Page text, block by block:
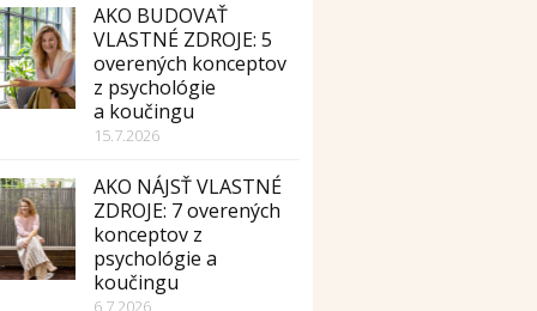
AKO BUDOVAŤ
VLASTNÉ ZDROJE: 5
overených konceptov
z psychológie
a koučingu
15.7.2026
AKO NÁJSŤ VLASTNÉ
ZDROJE: 7 overených
konceptov z
psychológie a
koučingu
6.7.2026